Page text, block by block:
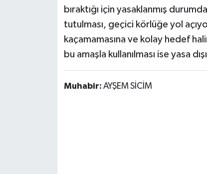
bıraktığı için yasaklanmış
tutulması, geçici körlüğe yol
kaçamamasına ve kolay hedef
bu amaşla kullanılması ise yasa
Muhabir: AYŞEM SİCİM